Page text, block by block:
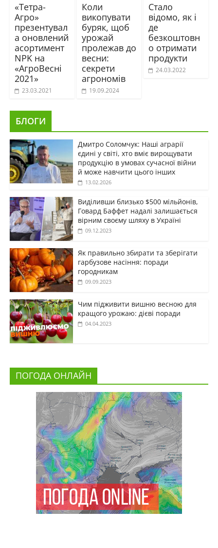
«Тетра-
Агро»
презентувал
а оновлений
асортимент
NPK на
«АгроВесні
2021»
23.03.2021
Коли
викопувати
буряк, щоб
урожай
пролежав до
весни:
секрети
агрономів
19.09.2024
Стало
відомо, як і
де
безкоштовн
о отримати
продукти
24.03.2022
БЛОГИ
Дмитро Соломчук: Наші аграрії
єдині у світі, хто вміє вирощувати
продукцію в умовах сучасної війни
й може навчити цього інших
13.02.2026
Виділивши близько $500 мільйонів,
Говард Баффет надалі залишається
вірним своєму шляху в Україні
09.12.2023
Як правильно збирати та зберігати
гарбузове насіння: поради
городникам
09.09.2023
Чим підживити вишню весною для
кращого урожаю: дієві поради
04.04.2023
ПОГОДА ОНЛАЙН